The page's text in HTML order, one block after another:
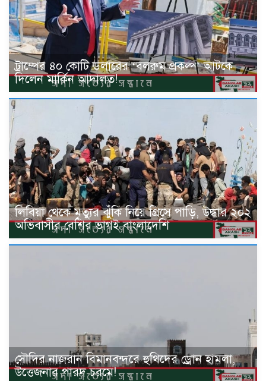
ট্রাম্পের ৪০ কোটি ডলারের ‘বলরুম প্রকল্প’ আটকে
দিলেন মার্কিন আদালত!
লিবিয়া থেকে মৃত্যুর ঝুঁকি নিয়ে গ্রিসে পাড়ি, উদ্ধার ২০২
অভিবাসীর বেশির ভাগই বাংলাদেশি
সৌদির নাজরান বিমানবন্দরে হুথিদের ড্রোন হামলা,
উত্তেজনার পারদ চরমে!